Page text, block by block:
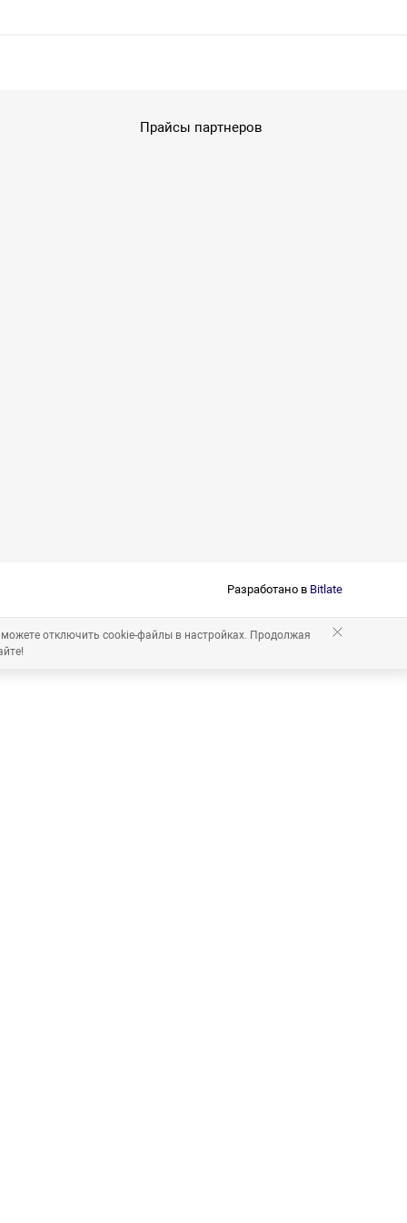
Прайсы партнеров
Разработано в Bitlate
отключить cookie-файлы в настройках. Продолжая